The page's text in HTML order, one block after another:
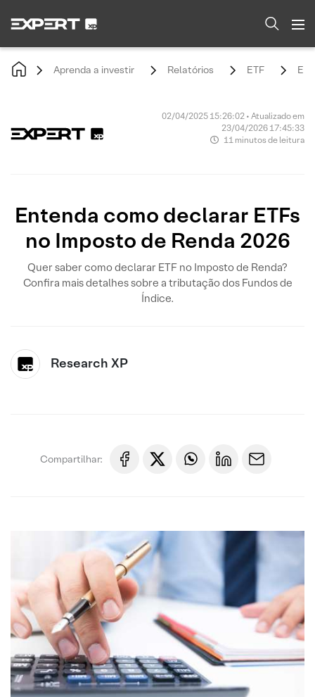
Aprenda a investir Relatórios ETF
02/04/2025 15:26:02 • Atualizado em
23/04/2026 17:45:33
11 minutos de leitura
Entenda como declarar ETFs
no Imposto de Renda 2026
Quer saber como declarar ETF no Imposto de Renda?
Confira mais detalhes sobre a tributação dos Fundos de
Índice.
Research XP
Compartilhar: